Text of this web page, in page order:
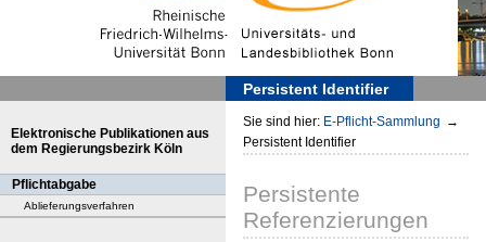
Persistent Identifier
Elektronische Publikationen aus
dem Regierungsbezirk Köln
Pflichtabgabe
Ablieferungsverfahren
Sie sind hier: E-Pflicht-Sammlung →
Persistent Identifier
Persistente
Referenzierungen